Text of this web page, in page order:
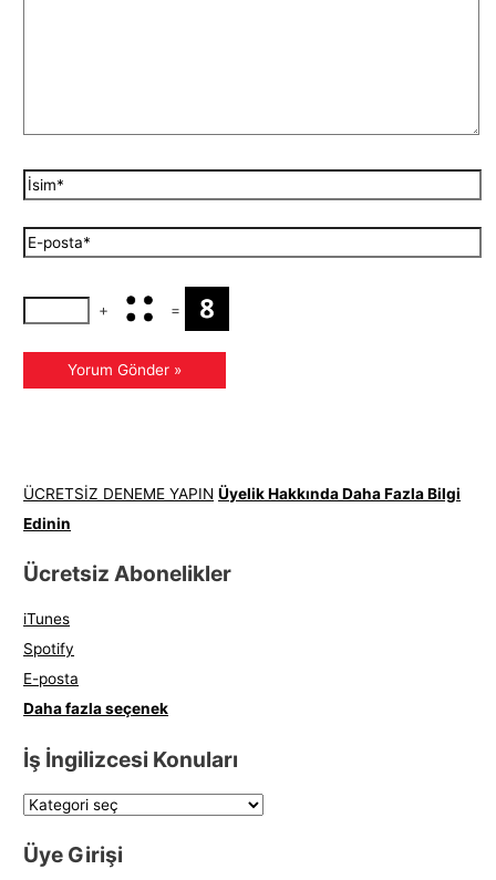
+ =
ÜCRETSİZ DENEME YAPIN Üyelik Hakkında Daha Fazla Bilgi
Edinin
Ücretsiz Abonelikler
iTunes
Spotify
E-posta
Daha fazla seçenek
İş İngilizcesi Konuları
Üye Girişi